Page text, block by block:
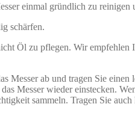
einmal gründlich zu reinigen
schärfen.
Öl zu pflegen. Wir
Messer ab und tragen Sie
Messer wieder einstecken.
sammeln. Tragen Sie